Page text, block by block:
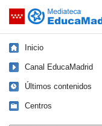
Saltar navegación
Inicio
Canal EducaMadrid
Últimos contenidos
Centros